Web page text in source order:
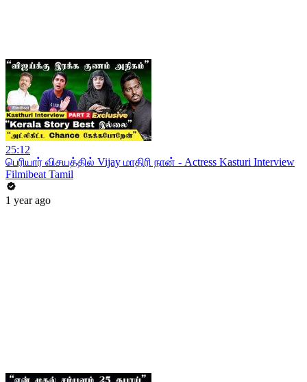
25:12
பெரியார் விசயத்தில் Vijay மாதிரி நான் - Actress Kasturi Interview
Filmibeat Tamil
1 year ago